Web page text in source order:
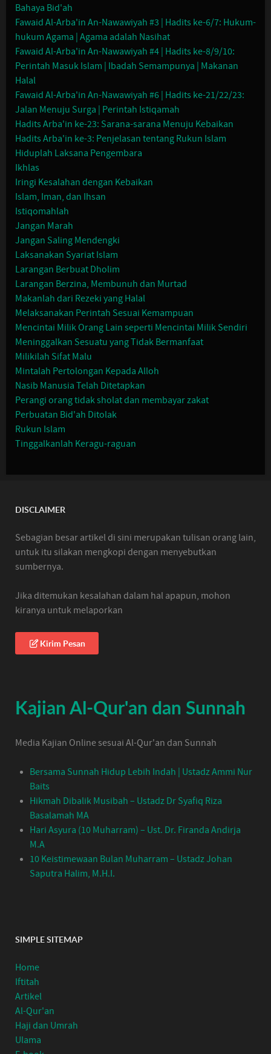
Bahaya Bid'ah
Fawaid Al-Arba'in An-Nawawiyah #3 | Hadits ke-6/7: Hukum-
hukum Agama | Agama adalah Nasihat
Fawaid Al-Arba'in An-Nawawiyah #4 | Hadits ke-8/9/10:
Perintah Masuk Islam | Ibadah Semampunya | Makanan
Halal
Fawaid Al-Arba'in An-Nawawiyah #6 | Hadits ke-21/22/23:
Jalan Menuju Surga | Perintah Istiqamah
Hadits Arba'in ke-23: Sarana-sarana Menuju Kebaikan
Hadits Arba'in ke-3: Penjelasan tentang Rukun Islam
Hiduplah Laksana Pengembara
Ikhlas
Iringi Kesalahan dengan Kebaikan
Islam, Iman, dan Ihsan
Istiqomahlah
Jangan Marah
Jangan Saling Mendengki
Laksanakan Syariat Islam
Larangan Berbuat Dholim
Larangan Berzina, Membunuh dan Murtad
Makanlah dari Rezeki yang Halal
Melaksanakan Perintah Sesuai Kemampuan
Mencintai Milik Orang Lain seperti Mencintai Milik Sendiri
Meninggalkan Sesuatu yang Tidak Bermanfaat
Milikilah Sifat Malu
Mintalah Pertolongan Kepada Alloh
Nasib Manusia Telah Ditetapkan
Perangi orang tidak sholat dan membayar zakat
Perbuatan Bid'ah Ditolak
Rukun Islam
Tinggalkanlah Keragu-raguan
DISCLAIMER
Sebagian besar artikel di sini merupakan tulisan orang lain,
untuk itu silakan mengkopi dengan menyebutkan
sumbernya.
Jika ditemukan kesalahan dalam hal apapun, mohon
kiranya untuk melaporkan
Kirim Pesan
Kajian Al-Qur'an dan Sunnah
Media Kajian Online sesuai Al-Qur'an dan Sunnah
Bersama Sunnah Hidup Lebih Indah | Ustadz Ammi Nur
Baits
Hikmah Dibalik Musibah – Ustadz Dr Syafiq Riza
Basalamah MA
Hari Asyura (10 Muharram) – Ust. Dr. Firanda Andirja
M.A
10 Keistimewaan Bulan Muharram – Ustadz Johan
Saputra Halim, M.H.I.
SIMPLE SITEMAP
Home
Iftitah
Artikel
Al-Qur'an
Haji dan Umrah
Ulama